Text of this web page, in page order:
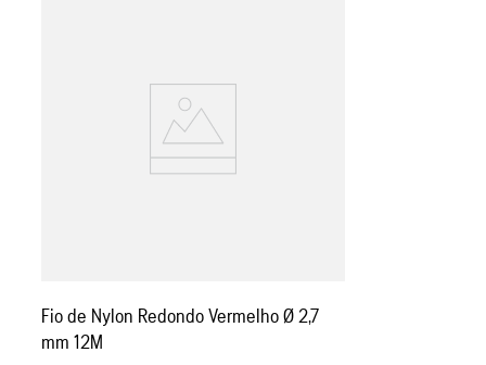
Fio de Nylon Redondo Vermelho Ø 2,7
mm 12M